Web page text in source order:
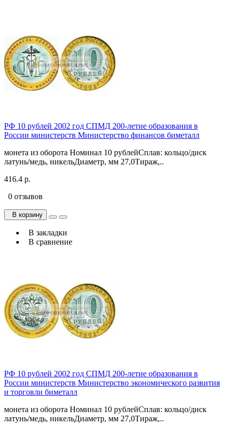
РФ 10 рублей 2002 год СПМД 200-летие образования в
России министерств Министерство финансов биметалл
монета из оборота Номинал 10 рублейСплав: кольцо/диск
латунь/медь, никельДиаметр, мм 27,0Тираж,..
416.4 р.
0 отзывов
В корзину
В закладки
В сравнение
РФ 10 рублей 2002 год СПМД 200-летие образования в
России министерств Министерство экономического развития
и торговли биметалл
монета из оборота Номинал 10 рублейСплав: кольцо/диск
латунь/медь, никельДиаметр, мм 27,0Тираж,..